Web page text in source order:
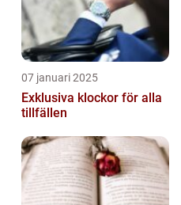
07 januari 2025
Exklusiva klockor för alla
tillfällen